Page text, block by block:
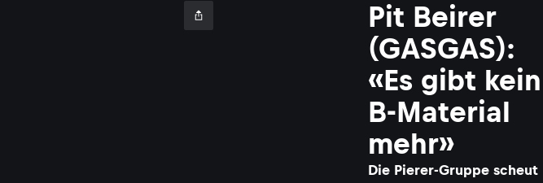
Pit Beirer
(GASGAS):
«Es gibt kein
B-Material
mehr»
Die Pierer-Gruppe scheut